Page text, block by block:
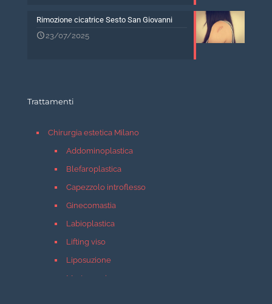
Rimozione cicatrice Sesto San Giovanni
23/07/2025
Trattamenti
Chirurgia estetica Milano
Addominoplastica
Blefaroplastica
Capezzolo introflesso
Ginecomastia
Labioplastica
Lifting viso
Liposuzione
Mastopessi